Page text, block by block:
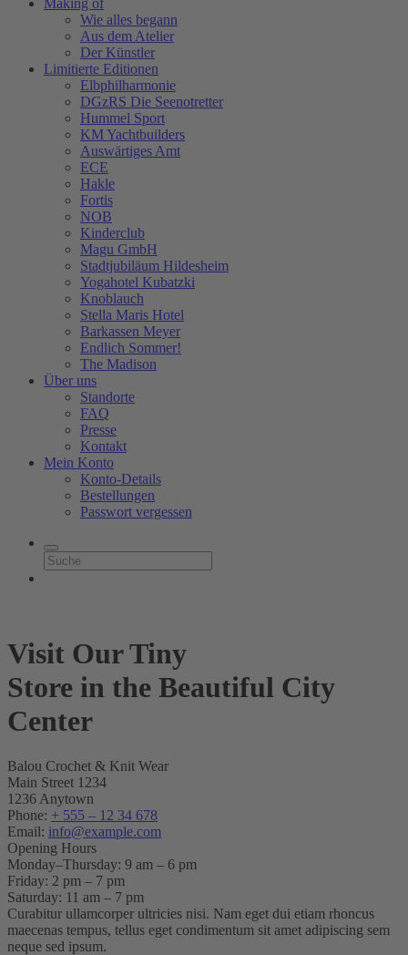
Making of
Wie alles begann
Aus dem Atelier
Der Künstler
Limitierte Editionen
Elbphilharmonie
DGzRS Die Seenotretter
Hummel Sport
KM Yachtbuilders
Auswärtiges Amt
ECE
Hakle
Fortis
NOB
Kinderclub
Magu GmbH
Stadtjubiläum Hildesheim
Yogahotel Kubatzki
Knoblauch
Stella Maris Hotel
Barkassen Meyer
Endlich Sommer!
The Madison
Über uns
Standorte
FAQ
Presse
Kontakt
Mein Konto
Konto-Details
Bestellungen
Passwort vergessen
Visit Our Tiny
Store in the Beautiful City
Center
Balou Crochet & Knit Wear
Main Street 1234
1236 Anytown
Phone: + 555 – 12 34 678
Email: info@example.com
Opening Hours
Monday–Thursday: 9 am – 6 pm
Friday: 2 pm – 7 pm
Saturday: 11 am – 7 pm
Curabitur ullamcorper ultricies nisi. Nam eget dui etiam rhoncus
maecenas tempus, tellus eget condimentum sit amet adipiscing sem
neque sed ipsum.